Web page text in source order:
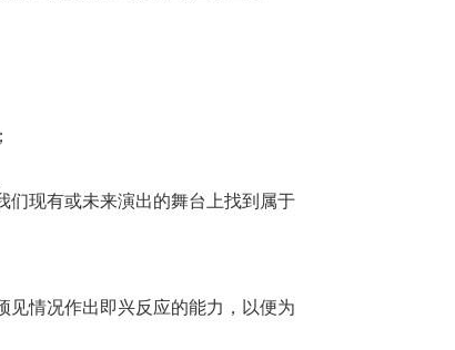
们现有或未来演出的舞台上找到属于
见情况作出即兴反应的能力，以便为